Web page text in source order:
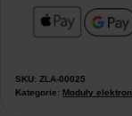
SKU: ZLA-00025
Kategorie: Moduły